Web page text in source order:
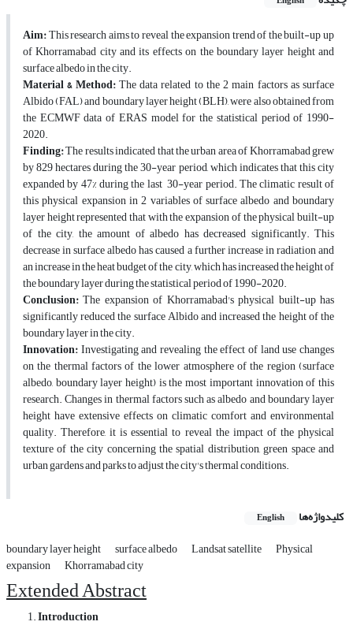
Aim:This research aims to reveal the expansion trend of the built-up up
of Khorramabad city and its effects on the boundary layer height and
surface albedo in the city.
Material & Method:The data related to the 2 main factors as surface
Albido (FAL) and boundary layer height (BLH), were also obtained from
the ECMWF data of ERAS model for the statistical period of 1990-
2020.
Finding:The results indicated that the urban area of Khorramabad grew
by 829 hectares during the 30-year period, which indicates that this city
expanded by 47% during the last 30-year period. The climatic result of
this physical expansion in 2 variables of surface albedo and boundary
layer height represented that with the expansion of the physical built-up
of the city, the amount of albedo has decreased significantly. This
decrease in surface albedo has caused a further increase in radiation and
an increase in the heat budget of the city, which has increased the height of
the boundary layer during the statistical period of 1990-2020.
Conclusion:The expansion of Khorramabad's physical built-up has
significantly reduced the surface Albido and increased the height of the
boundary layer in the city.
Innovation:Investigating and revealing the effect of land use changes
on the thermal factors of the lower atmosphere of the region (surface
albedo, boundary layer height) is the most important innovation of this
research. Changes in thermal factors such as albedo and boundary layer
height have extensive effects on climatic comfort and environmental
quality. Therefore, it is essential to reveal the impact of the physical
texture of the city concerning the spatial distribution, green space and
urban gardens and parks to adjust the city's thermal conditions.
کلیدواژه‌ها English
boundary layer height surface albedo Landsat satellite Physical
expansion Khorramabad city
Extended Abstract
Introduction